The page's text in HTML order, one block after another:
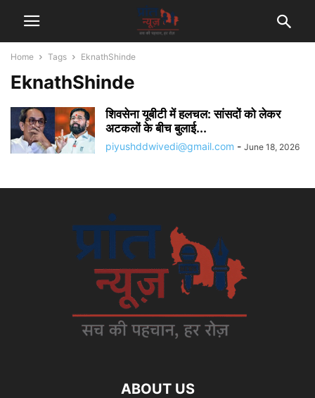
Home Tags EknathShinde
EknathShinde
शिवसेना यूबीटी में हलचल: सांसदों को लेकर
अटकलों के बीच बुलाई...
piyushddwivedi@gmail.com - June 18, 2026
ABOUT US